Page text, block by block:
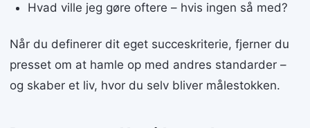
Hvad ville jeg gøre oftere – hvis ingen så med?
Når du definerer dit eget succeskriterie, fjerner du
presset om at hamle op med andres standarder –
og skaber et liv, hvor du selv bliver målestokken.